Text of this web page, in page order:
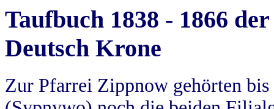
Taufbuch 1838 - 1866
Deutsch Krone
Zur Pfarrei Zippnow gehörten